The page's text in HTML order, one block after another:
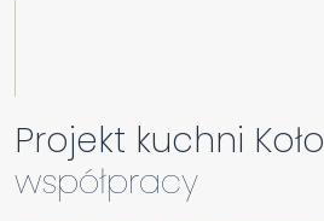
Projekt kuchni Koło
współpracy